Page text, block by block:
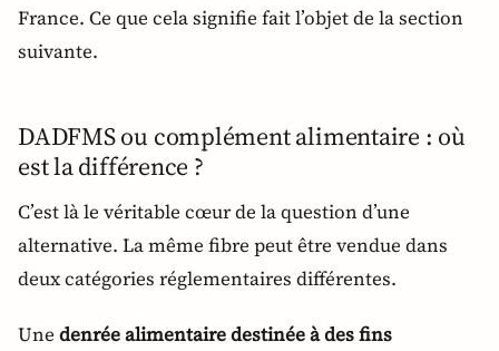
France. Ce que cela signifie fait l’objet de la section
suivante.
DADFMS ou complément alimentaire : où
est la différence ?
C’est là le véritable cœur de la question d’une
alternative. La même fibre peut être vendue dans
deux catégories réglementaires différentes.
Une denrée alimentaire destinée à des fins